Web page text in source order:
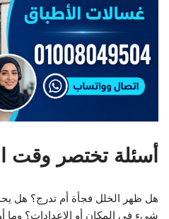
أسئلة تختصر وقت
هل ظهر الخلل فجأة أم تدرج؟ هل
شيء في المكان أو الإعدادات؟ وما